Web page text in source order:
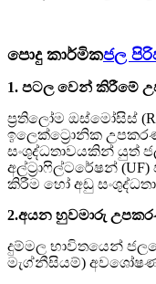
පොදු කාර්මිකජල
1. පටල වෙන් කිරීමේ
ප්‍රතිලෝම ඔස්මෝසිස්
ඉලෙක්ට්‍රොනික
සංශුද්ධතාවයකින් යුත්
අල්ට්‍රාෆිල්ටරේෂන්
කිරීම හෝ අඩු
2.අයන හුවමාරු
දුම්මල භාවිතයෙන්
මැග්නීසියම්)